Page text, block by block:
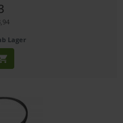
Lager